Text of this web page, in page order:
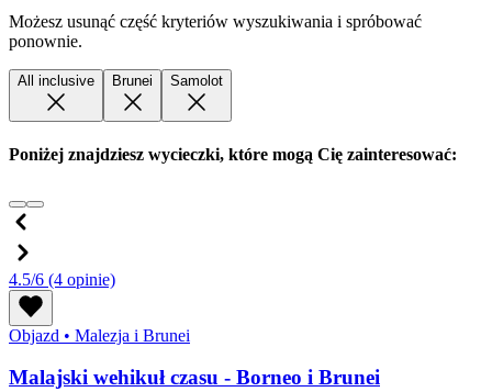
Możesz usunąć część kryteriów wyszukiwania i spróbować
ponownie.
All inclusive Brunei Samolot
Poniżej znajdziesz wycieczki, które mogą Cię zainteresować:
4.5/6 (4 opinie)
Objazd • Malezja i Brunei
Malajski wehikuł czasu - Borneo i Brunei